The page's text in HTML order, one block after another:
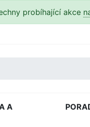
probíhající akce
A